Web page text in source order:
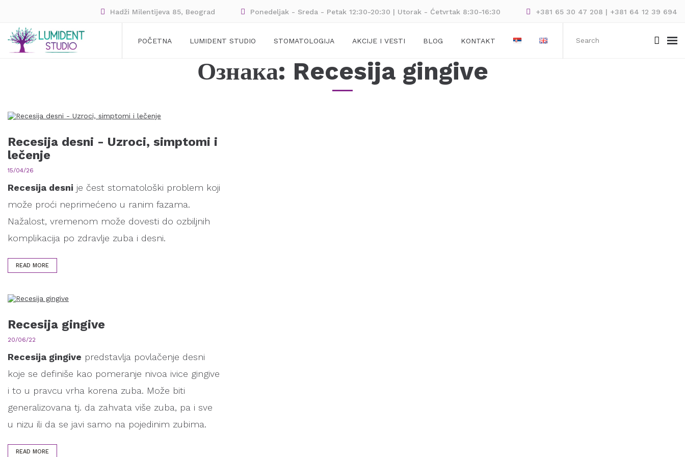
Hadži Milentijeva 85, Beograd Ponedeljak - Sreda - Petak 12:30-20:30 | Utorak - Ćetvrtak 8:30-16:30 +381 65 30 47 208 | +381 64 12 39 694
POČETNA LUMIDENT STUDIO STOMATOLOGIJA AKCIJE I VESTI BLOG KONTAKT
Ознака: Recesija gingive
Recesija desni - Uzroci, simptomi i
lečenje
15/04/26
Recesija desni je čest stomatološki problem koji
može proći neprimećeno u ranim fazama.
Nažalost, vremenom može dovesti do ozbiljnih
komplikacija po zdravlje zuba i desni.
READ MORE
Recesija gingive
20/06/22
Recesija gingive predstavlja povlačenje desni
koje se definiše kao pomeranje nivoa ivice gingive
i to u pravcu vrha korena zuba. Može biti
generalizovana tj. da zahvata više zuba, pa i sve
u nizu ili da se javi samo na pojedinim zubima.
READ MORE